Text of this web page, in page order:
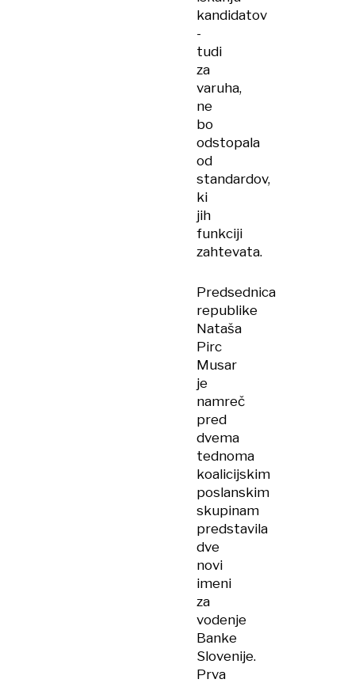
kandidatov
-
tudi
za
varuha,
ne
bo
odstopala
od
standardov,
ki
jih
funkciji
zahtevata.
Predsednica
republike
Nataša
Pirc
Musar
je
namreč
pred
dvema
tednoma
koalicijskim
poslanskim
skupinam
predstavila
dve
novi
imeni
za
vodenje
Banke
Slovenije.
Prva